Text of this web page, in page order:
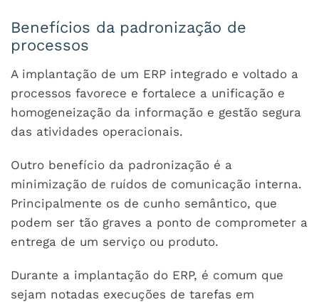
Benefícios da padronização de
processos
A implantação de um ERP integrado e voltado a
processos favorece e fortalece a unificação e
homogeneização da informação e gestão segura
das atividades operacionais.
Outro benefício da padronização é a
minimização de ruídos de comunicação interna.
Principalmente os de cunho semântico, que
podem ser tão graves a ponto de comprometer a
entrega de um serviço ou produto.
Durante a implantação do ERP, é comum que
sejam notadas execuções de tarefas em